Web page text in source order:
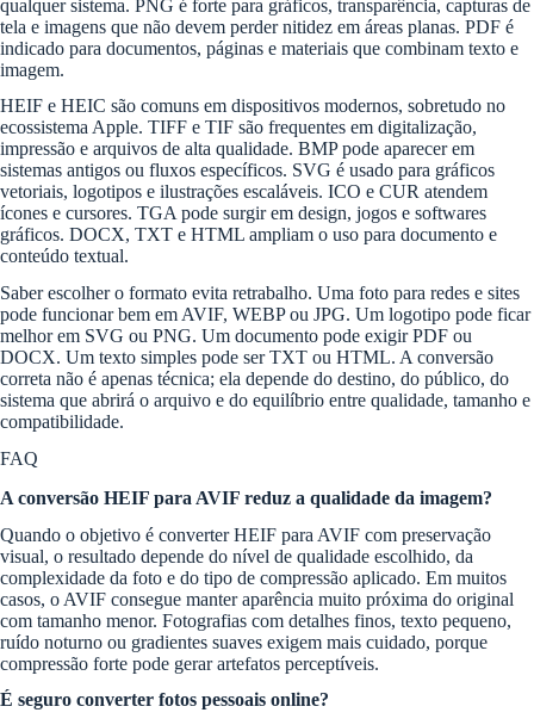
qualquer sistema. PNG é forte para gráficos, transparência, capturas de
tela e imagens que não devem perder nitidez em áreas planas. PDF é
indicado para documentos, páginas e materiais que combinam texto e
imagem.
HEIF e HEIC são comuns em dispositivos modernos, sobretudo no
ecossistema Apple. TIFF e TIF são frequentes em digitalização,
impressão e arquivos de alta qualidade. BMP pode aparecer em
sistemas antigos ou fluxos específicos. SVG é usado para gráficos
vetoriais, logotipos e ilustrações escaláveis. ICO e CUR atendem
ícones e cursores. TGA pode surgir em design, jogos e softwares
gráficos. DOCX, TXT e HTML ampliam o uso para documento e
conteúdo textual.
Saber escolher o formato evita retrabalho. Uma foto para redes e sites
pode funcionar bem em AVIF, WEBP ou JPG. Um logotipo pode ficar
melhor em SVG ou PNG. Um documento pode exigir PDF ou
DOCX. Um texto simples pode ser TXT ou HTML. A conversão
correta não é apenas técnica; ela depende do destino, do público, do
sistema que abrirá o arquivo e do equilíbrio entre qualidade, tamanho e
compatibilidade.
FAQ
A conversão HEIF para AVIF reduz a qualidade da imagem?
Quando o objetivo é converter HEIF para AVIF com preservação
visual, o resultado depende do nível de qualidade escolhido, da
complexidade da foto e do tipo de compressão aplicado. Em muitos
casos, o AVIF consegue manter aparência muito próxima do original
com tamanho menor. Fotografias com detalhes finos, texto pequeno,
ruído noturno ou gradientes suaves exigem mais cuidado, porque
compressão forte pode gerar artefatos perceptíveis.
É seguro converter fotos pessoais online?